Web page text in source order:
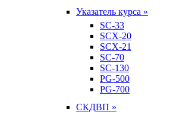
Указатель курса »
SC-33
SCX-20
SCX-21
SC-70
SC-130
PG-500
PG-700
СКДВП »